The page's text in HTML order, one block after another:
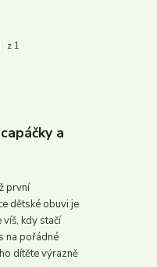
z 1
a
první
dětské obuvi je
víš, kdy stačí
na pořádné
dítěte výrazně